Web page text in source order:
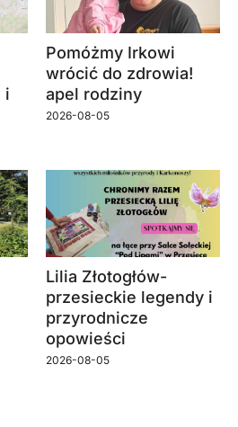
i
Pomóżmy Irkowi
wrócić do zdrowia!
apel rodziny
2026-08-05
Lilia Złotogłów-
przesieckie legendy i
przyrodnicze
opowieści
2026-08-05